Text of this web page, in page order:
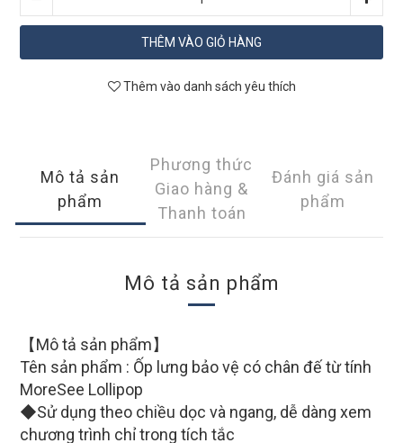
THÊM VÀO GIỎ HÀNG
Thêm vào danh sách yêu thích
Mô tả sản
phẩm
Phương thức
Giao hàng &
Thanh toán
Đánh giá sản
phẩm
Mô tả sản phẩm
【Mô tả sản phẩm】
Tên sản phẩm : Ốp lưng bảo vệ có chân đế từ tính
MoreSee Lollipop
◆Sử dụng theo chiều dọc và ngang, dễ dàng xem
chương trình chỉ trong tích tắc